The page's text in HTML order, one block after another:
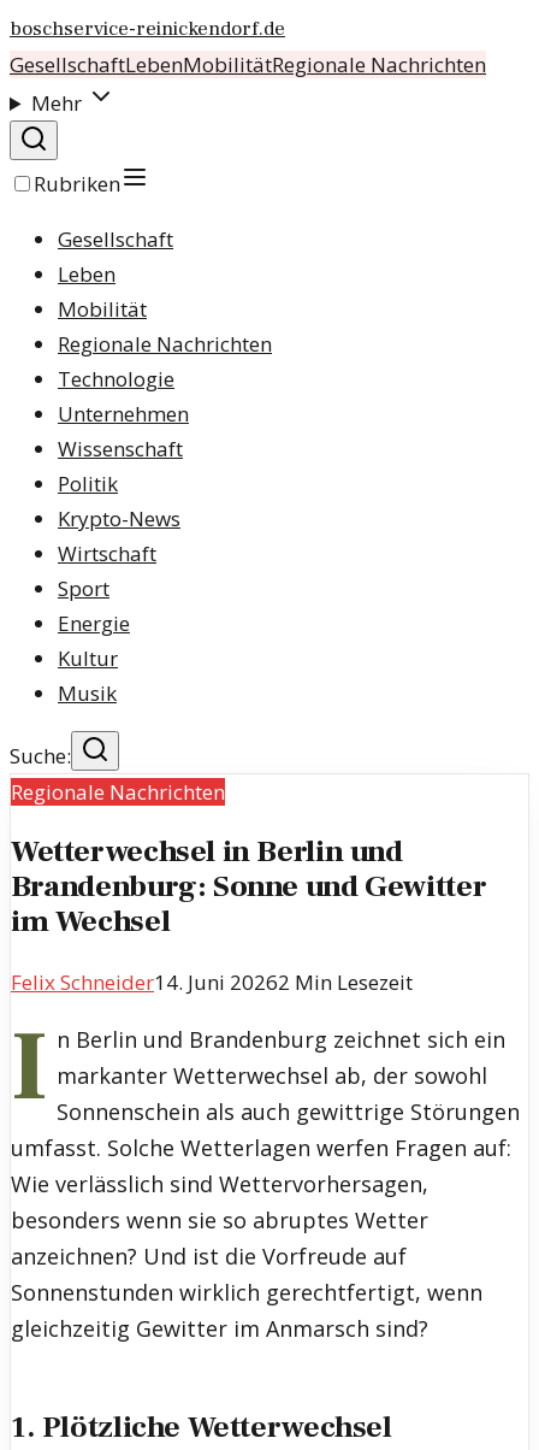
boschservice-reinickendorf.de
GesellschaftLebenMobilitätRegionale Nachrichten
Mehr
Rubriken
Gesellschaft
Leben
Mobilität
Regionale Nachrichten
Technologie
Unternehmen
Wissenschaft
Politik
Krypto-News
Wirtschaft
Sport
Energie
Kultur
Musik
Suche:
Regionale Nachrichten
Wetterwechsel in Berlin und
Brandenburg: Sonne und Gewitter
im Wechsel
Felix Schneider14. Juni 20262 Min Lesezeit
I n Berlin und Brandenburg zeichnet sich ein
markanter Wetterwechsel ab, der sowohl
Sonnenschein als auch gewittrige Störungen
umfasst. Solche Wetterlagen werfen Fragen auf:
Wie verlässlich sind Wettervorhersagen,
besonders wenn sie so abruptes Wetter
anzeichnen? Und ist die Vorfreude auf
Sonnenstunden wirklich gerechtfertigt, wenn
gleichzeitig Gewitter im Anmarsch sind?
1. Plötzliche Wetterwechsel